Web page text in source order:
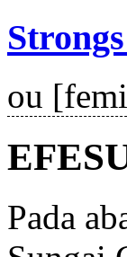
ou
Pada